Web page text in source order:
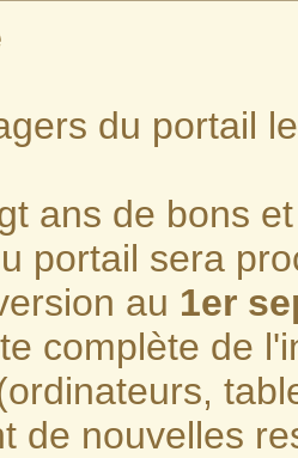
du portail
ans de bons
portail sera
au 1er
complète de
de nouvelles